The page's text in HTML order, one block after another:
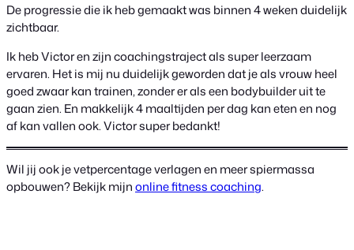
De progressie die ik heb gemaakt was binnen 4 weken duidelijk
zichtbaar.
Ik heb Victor en zijn coachingstraject als super leerzaam
ervaren. Het is mij nu duidelijk geworden dat je als vrouw heel
goed zwaar kan trainen, zonder er als een bodybuilder uit te
gaan zien. En makkelijk 4 maaltijden per dag kan eten en nog
af kan vallen ook. Victor super bedankt!
Wil jij ook je vetpercentage verlagen en meer spiermassa
opbouwen? Bekijk mijnonline fitness coaching.